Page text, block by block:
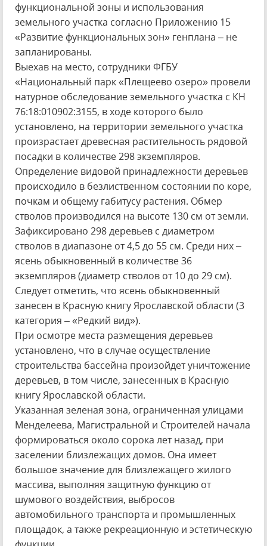
функциональной зоны и использования
земельного участка согласно Приложению 15
«Развитие функциональных зон» генплана – не
запланированы.
Выехав на место, сотрудники ФГБУ
«Национальный парк «Плещеево озеро» провели
натурное обследование земельного участка с КН
76:18:010902:3155, в ходе которого было
установлено, на территории земельного участка
произрастает древесная растительность рядовой
посадки в количестве 298 экземпляров.
Определение видовой принадлежности деревьев
происходило в безлиственном состоянии по коре,
почкам и общему габитусу растения. Обмер
стволов производился на высоте 130 см от земли.
Зафиксировано 298 деревьев с диаметром
стволов в диапазоне от 4,5 до 55 см. Среди них –
ясень обыкновенный в количестве 36
экземпляров (диаметр стволов от 10 до 29 см).
Следует отметить, что ясень обыкновенный
занесен в Красную книгу Ярославской области (3
категория – «Редкий вид»).
При осмотре места размещения деревьев
установлено, что в случае осуществление
строительства бассейна произойдет уничтожение
деревьев, в том числе, занесенных в Красную
книгу Ярославской области.
Указанная зеленая зона, ограниченная улицами
Менделеева, Магистральной и Строителей начала
формироваться около сорока лет назад, при
заселении близлежащих домов. Она имеет
большое значение для близлежащего жилого
массива, выполняя защитную функцию от
шумового воздействия, выбросов
автомобильного транспорта и промышленных
площадок, а также рекреационную и эстетическую